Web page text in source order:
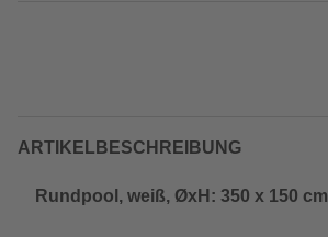
ARTIKELBESCHREIBUNG
Rundpool, weiß, ØxH: 350 x 150 cm